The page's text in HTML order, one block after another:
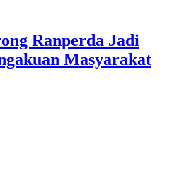
Ranperda Jadi
Masyarakat